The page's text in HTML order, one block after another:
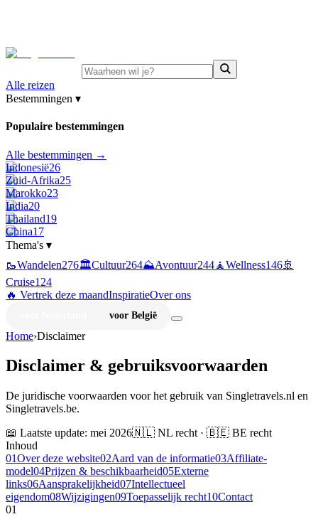
Alle reizen
Bestemmingen ▾
Populaire bestemmingen
Alle bestemmingen →
Indonesië26
Zuid-Afrika25
Marokko23
India20
Thailand19
China17
Thema's ▾
🥾Wandelen276🏛️Cultuur264⛰️Avontuur244🧘Wellness146🚢
Cruise124
🔥 Vertrek deze maandInspiratieOver ons
voor België
Home›Disclaimer
Disclaimer & gebruiksvoorwaarden
De juridische voorwaarden voor het gebruik van Singletravels.nl en
Singletravels.be.
📖 Laatste update: mei 2026🇳🇱 NL recht · 🇧🇪 BE recht
Inhoud
01Over deze website02Aard van de informatie03Affiliate-
model04Prijzen & beschikbaarheid05Externe
links06Aansprakelijkheid07Intellectueel
eigendom08Wijzigingen09Toepasselijk recht10Contact
01